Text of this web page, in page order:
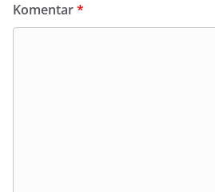
Komentar*